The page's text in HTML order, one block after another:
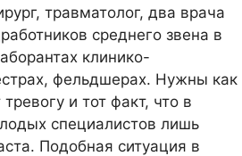
травматолог, два врача
среднего звена в
клинико-
фельдшерах. Нужны как
и тот факт, что в
специалистов лишь
Подобная ситуация в